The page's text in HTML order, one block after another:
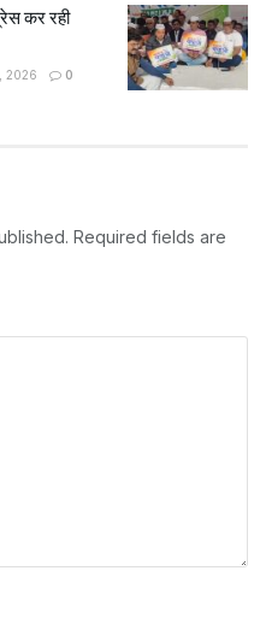
कर रही
2026 0
Required fields are